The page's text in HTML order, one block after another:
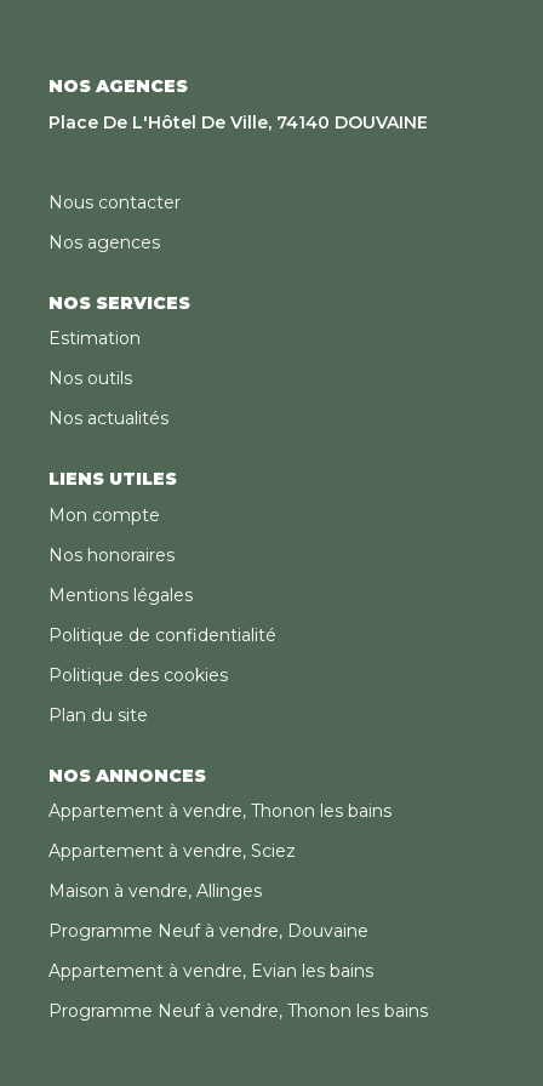
modernité, confort et cadre de vie privilégié, à
NOS AGENCES
Place De L'Hôtel De Ville, 74140 DOUVAINE
Nous contacter
Nos agences
NOS SERVICES
Estimation
Nos outils
Nos actualités
LIENS UTILES
Mon compte
Nos honoraires
Mentions légales
Politique de confidentialité
Politique des cookies
Plan du site
NOS ANNONCES
Appartement à vendre, Thonon les bains
Appartement à vendre, Sciez
Maison à vendre, Allinges
Programme Neuf à vendre, Douvaine
Appartement à vendre, Evian les bains
Programme Neuf à vendre, Thonon les bains